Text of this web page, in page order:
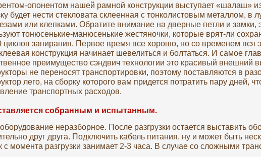
опонентом нашей рамной конструкции выступает «шалаш»
будет нести стекловата склеенная с тонколистовым металлом,
или клепками. Обратите внимание на дверные петли и замки,
тонюсенькие-манюсенькие жестяночки, которые врят-ли
циклов запирания. Первое время все хорошо, но со временем вся
конструкция начинает шевелиться и болтаться. И самое
преимущество сэндвич технологии это красивый внешний
не переносят транспортировки, поэтому поставляются в
лего, на сборку которого вам придется потратить пару дней,
транспортных расходов.
собранным и испытанным.
неразборное. После разгрузки остается выставить
друг друга. Подключить кабель питания, ну и может быть
с момента разгрузки занимает 2-3 часа. В случае со сложными